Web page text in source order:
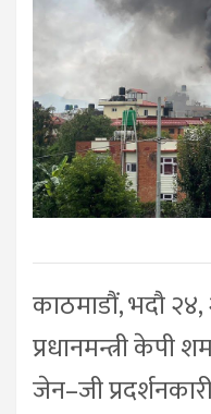
काठमाडौं, भदौ
प्रधानमन्त्री केपी
जेन–जी